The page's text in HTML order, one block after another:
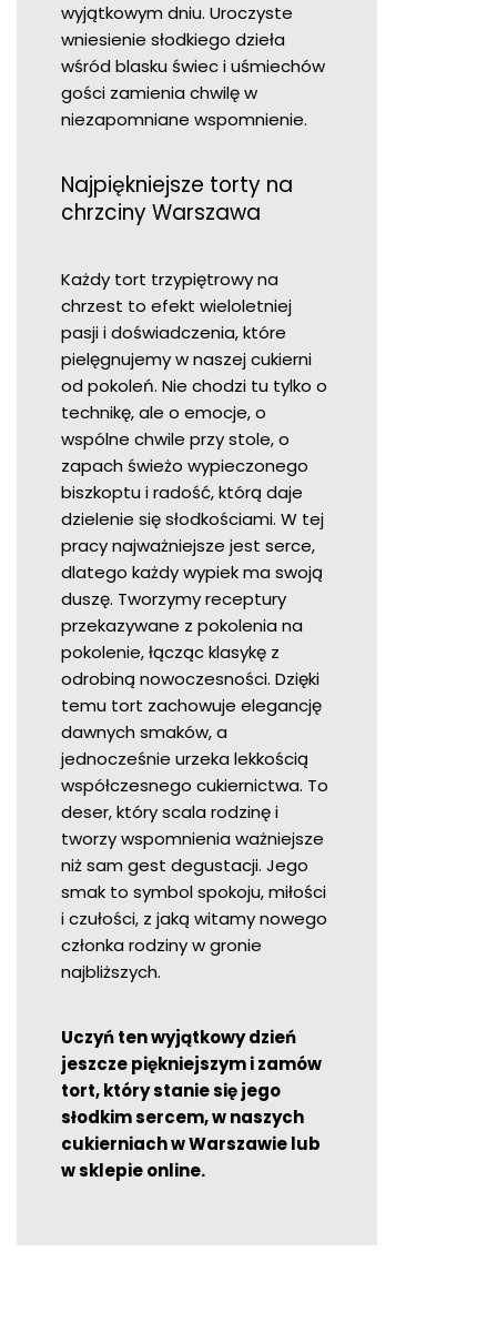
wyjątkowym dniu. Uroczyste
wniesienie słodkiego dzieła
wśród blasku świec i uśmiechów
gości zamienia chwilę w
niezapomniane wspomnienie.
Najpiękniejsze torty na
chrzciny Warszawa
Każdy tort trzypiętrowy na
chrzest to efekt wieloletniej
pasji i doświadczenia, które
pielęgnujemy w naszej cukierni
od pokoleń. Nie chodzi tu tylko o
technikę, ale o emocje, o
wspólne chwile przy stole, o
zapach świeżo wypieczonego
biszkoptu i radość, którą daje
dzielenie się słodkościami. W tej
pracy najważniejsze jest serce,
dlatego każdy wypiek ma swoją
duszę. Tworzymy receptury
przekazywane z pokolenia na
pokolenie, łącząc klasykę z
odrobiną nowoczesności. Dzięki
temu tort zachowuje elegancję
dawnych smaków, a
jednocześnie urzeka lekkością
współczesnego cukiernictwa. To
deser, który scala rodzinę i
tworzy wspomnienia ważniejsze
niż sam gest degustacji. Jego
smak to symbol spokoju, miłości
i czułości, z jaką witamy nowego
członka rodziny w gronie
najbliższych.
Uczyń ten wyjątkowy dzień
jeszcze piękniejszym i zamów
tort, który stanie się jego
słodkim sercem, w naszych
cukierniach w Warszawie lub
w sklepie online.